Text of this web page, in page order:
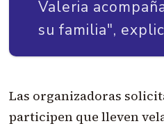
Valeria
su familia",
Las organizadoras
participen que lleven